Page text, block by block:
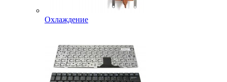
Охлаждение